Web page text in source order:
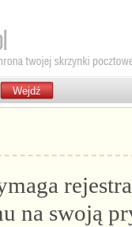
na swoją